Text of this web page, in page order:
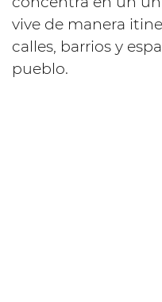
vive de manera
calles, barrios y
pueblo.